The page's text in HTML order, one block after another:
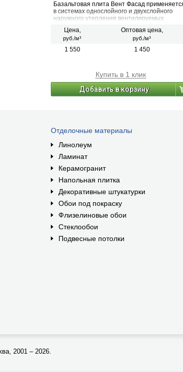
Базальтовая плита Вент Фасад
в системах однослойного и двухслойного
наружного утепления вентилируемых
Цена,
руб./м³
Оптовая цена,
руб./м³
1 550 1 450
Купить в 1 клик
Добавить в корзину
Отделочные материалы
Линолеум
Ламинат
Керамогранит
Напольная плитка
Декоративные штукатурки
Обои под покраску
Флизелиновые обои
Стеклообои
Подвесные потолки
2001 – 2026.